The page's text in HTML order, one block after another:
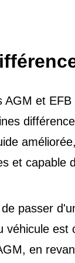
AGM et
et capable
passer
véhicule
en